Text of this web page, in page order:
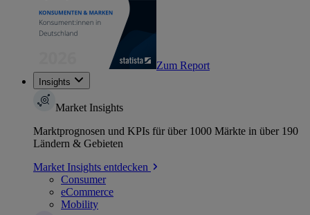
Zum Report
Insights
Market Insights
Marktprognosen und KPIs für über 1000 Märkte in über 190
Ländern & Gebieten
Market Insights entdecken
Consumer
eCommerce
Mobility